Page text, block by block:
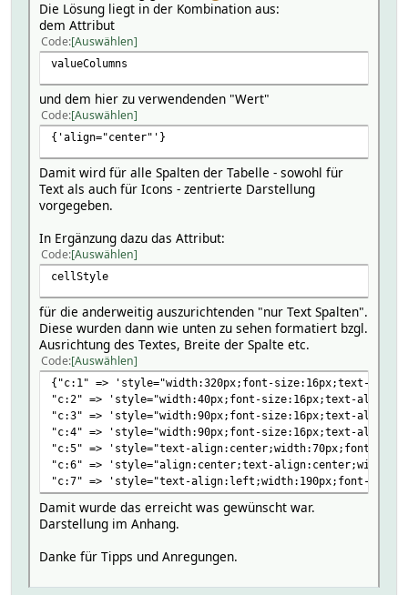
Die Lösung liegt in der Kombination aus:
dem Attribut
Code Auswählen
valueColumns
und dem hier zu verwendenden "Wert"
Code Auswählen
{'align="center"'}
Damit wird für alle Spalten der Tabelle - sowohl für
Text als auch für Icons - zentrierte Darstellung
vorgegeben.
In Ergänzung dazu das Attribut:
Code Auswählen
cellStyle
für die anderweitig auszurichtenden "nur Text Spalten".
Diese wurden dann wie unten zu sehen formatiert bzgl.
Ausrichtung des Textes, Breite der Spalte etc.
Code Auswählen
{"c:1" => 'style="width:320px;font-size:16px;text-
"c:2" => 'style="width:40px;font-size:16px;text-
"c:3" => 'style="width:90px;font-size:16px;text-
"c:4" => 'style="width:90px;font-size:16px;text-
"c:5" => 'style="text-align:center;width:70px;font-
"c:6" => 'style="align:center;text-
"c:7" => 'style="text-align:left;width:190px;font-
Damit wurde das erreicht was gewünscht war.
Darstellung im Anhang.
Danke für Tipps und Anregungen.